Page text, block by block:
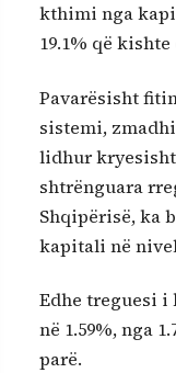
kthimi nga
19.1% që
Pavarësisht
sistemi,
lidhur
shtrënguara
Shqipërisë, ka
kapitali në
Edhe treguesi
në 1.59%, nga
parë.